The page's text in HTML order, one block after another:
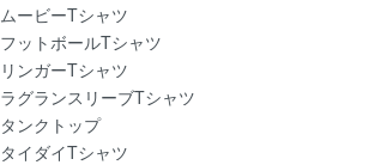
ムービーTシャツ
フットボールTシャツ
リンガーTシャツ
ラグランスリーブTシャツ
タンクトップ
タイダイTシャツ